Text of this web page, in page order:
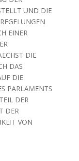
UND DIE
EINER
DIE
DAS
DIE
PARLAMENTS
DER
DER
VON